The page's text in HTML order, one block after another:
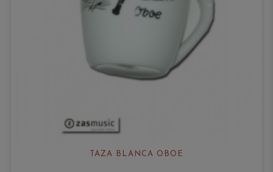
TAZA BLANCA OBOE